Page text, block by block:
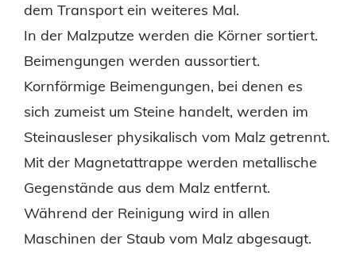
dem Transport ein weiteres Mal.
In der Malzputze werden die Körner sortiert.
Beimengungen werden aussortiert.
Kornförmige Beimengungen, bei denen es
sich zumeist um Steine handelt, werden im
Steinausleser physikalisch vom Malz getrennt.
Mit der Magnetattrappe werden metallische
Gegenstände aus dem Malz entfernt.
Während der Reinigung wird in allen
Maschinen der Staub vom Malz abgesaugt.